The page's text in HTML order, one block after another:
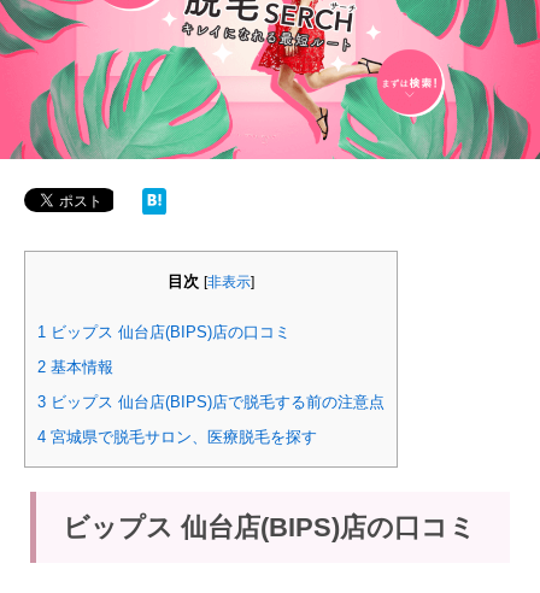
目次 [非表示]
1 ビップス 仙台店(BIPS)店の口コミ
2 基本情報
3 ビップス 仙台店(BIPS)店で脱毛する前の注意点
4 宮城県で脱毛サロン、医療脱毛を探す
ビップス 仙台店(BIPS)店の口コミ